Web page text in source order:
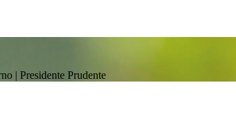
| Presidente Prudente